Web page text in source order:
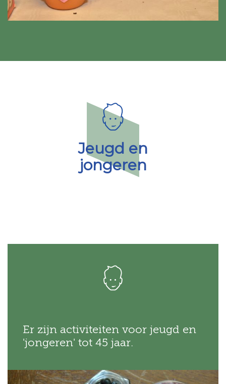
Jeugd en
jongeren
Er zijn activiteiten voor jeugd en
'jongeren' tot 45 jaar.